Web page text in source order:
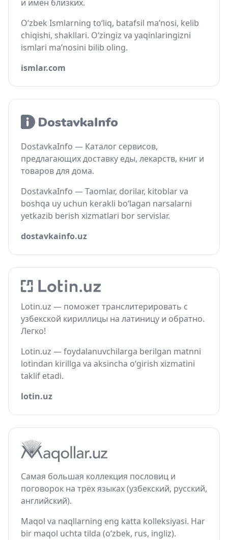
и имён близких.
O‘zbek Ismlarning to‘liq, batafsil ma’nosi, kelib
chiqishi, shakllari. O‘zingiz va yaqinlaringizni
ismlari ma’nosini bilib oling.
ismlar.com
DostavkaInfo — Каталог сервисов,
предлагающих доставку еды, лекарств, книг и
товаров для дома.
DostavkaInfo — Taomlar, dorilar, kitoblar va
boshqa uy uchun kerakli bo‘lagan narsalarni
yetkazib berish xizmatlari bor servislar.
dostavkainfo.uz
Lotin.uz — поможет транслитерировать с
узбекской кириллицы на латиницу и обратно.
Легко!
Lotin.uz — foydalanuvchilarga berilgan matnni
lotindan kirillga va aksincha o‘girish xizmatini
taklif etadi.
lotin.uz
Самая большая коллекция пословиц и
поговорок на трёх языках (узбекский, русский,
английский).
Maqol va naqllarning eng katta kolleksiyasi. Har
bir maqol uchta tilda (o‘zbek, rus, ingliz).